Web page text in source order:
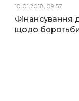
10.01.2018, 09:57
Фінансування
щодо